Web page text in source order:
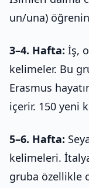
un/una)
3–4. Hafta: İş,
kelimeler. Bu
Erasmus
içerir. 150 yeni
5–6. Hafta:
kelimeleri.
gruba özellikle